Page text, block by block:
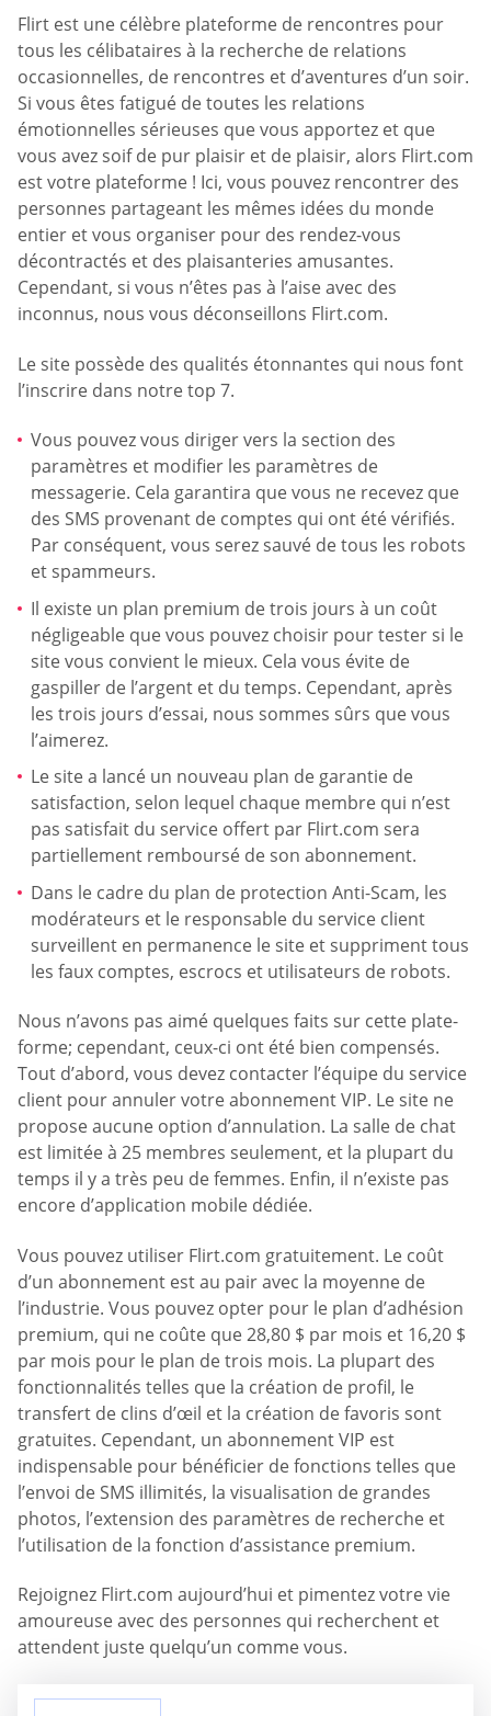
Flirt est une célèbre plateforme de rencontres pour
tous les célibataires à la recherche de relations
occasionnelles, de rencontres et d’aventures d’un soir.
Si vous êtes fatigué de toutes les relations
émotionnelles sérieuses que vous apportez et que
vous avez soif de pur plaisir et de plaisir, alors Flirt.com
est votre plateforme ! Ici, vous pouvez rencontrer des
personnes partageant les mêmes idées du monde
entier et vous organiser pour des rendez-vous
décontractés et des plaisanteries amusantes.
Cependant, si vous n’êtes pas à l’aise avec des
inconnus, nous vous déconseillons Flirt.com.
Le site possède des qualités étonnantes qui nous font
l’inscrire dans notre top 7.
Vous pouvez vous diriger vers la section des
paramètres et modifier les paramètres de
messagerie. Cela garantira que vous ne recevez que
des SMS provenant de comptes qui ont été vérifiés.
Par conséquent, vous serez sauvé de tous les robots
et spammeurs.
Il existe un plan premium de trois jours à un coût
négligeable que vous pouvez choisir pour tester si le
site vous convient le mieux. Cela vous évite de
gaspiller de l’argent et du temps. Cependant, après
les trois jours d’essai, nous sommes sûrs que vous
l’aimerez.
Le site a lancé un nouveau plan de garantie de
satisfaction, selon lequel chaque membre qui n’est
pas satisfait du service offert par Flirt.com sera
partiellement remboursé de son abonnement.
Dans le cadre du plan de protection Anti-Scam, les
modérateurs et le responsable du service client
surveillent en permanence le site et suppriment tous
les faux comptes, escrocs et utilisateurs de robots.
Nous n’avons pas aimé quelques faits sur cette plate-
forme; cependant, ceux-ci ont été bien compensés.
Tout d’abord, vous devez contacter l’équipe du service
client pour annuler votre abonnement VIP. Le site ne
propose aucune option d’annulation. La salle de chat
est limitée à 25 membres seulement, et la plupart du
temps il y a très peu de femmes. Enfin, il n’existe pas
encore d’application mobile dédiée.
Vous pouvez utiliser Flirt.com gratuitement. Le coût
d’un abonnement est au pair avec la moyenne de
l’industrie. Vous pouvez opter pour le plan d’adhésion
premium, qui ne coûte que 28,80 $ par mois et 16,20 $
par mois pour le plan de trois mois. La plupart des
fonctionnalités telles que la création de profil, le
transfert de clins d’œil et la création de favoris sont
gratuites. Cependant, un abonnement VIP est
indispensable pour bénéficier de fonctions telles que
l’envoi de SMS illimités, la visualisation de grandes
photos, l’extension des paramètres de recherche et
l’utilisation de la fonction d’assistance premium.
Rejoignez Flirt.com aujourd’hui et pimentez votre vie
amoureuse avec des personnes qui recherchent et
attendent juste quelqu’un comme vous.